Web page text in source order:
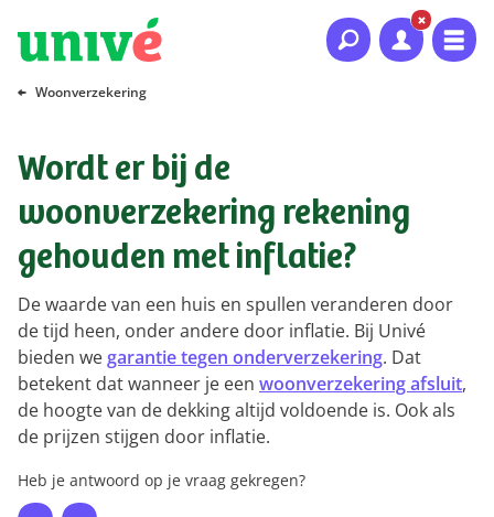
Naar hoofdinhoud
Naar hoofdnavigatie
Naar footer
Woonverzekering
Wordt er bij de
woonverzekering rekening
gehouden met inflatie?
De waarde van een huis en spullen veranderen door
de tijd heen, onder andere door inflatie. Bij Univé
bieden wegarantie tegen onderverzekering. Dat
betekent dat wanneer je een woonverzekering afsluit,
de hoogte van de dekking altijd voldoende is. Ook als
de prijzen stijgen door inflatie.
Heb je antwoord op je vraag gekregen?